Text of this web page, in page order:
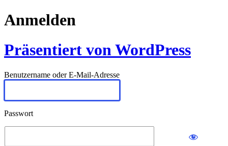
Anmelden
Präsentiert von WordPress
Benutzername oder E-Mail-Adresse
Passwort